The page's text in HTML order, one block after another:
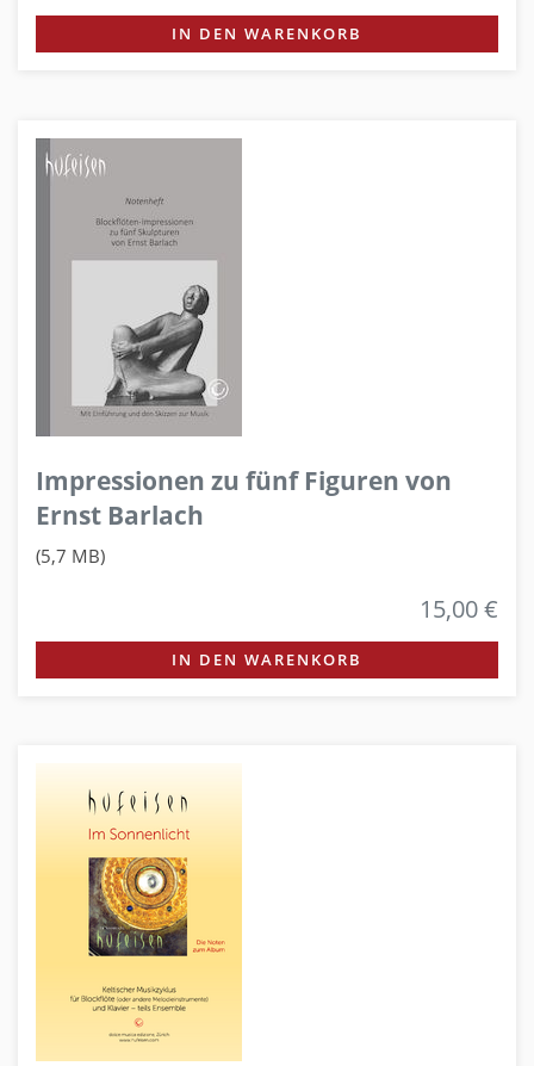
IN DEN WARENKORB
Impressionen zu fünf Figuren von
Ernst Barlach
(5,7 MB)
15,00 €
IN DEN WARENKORB